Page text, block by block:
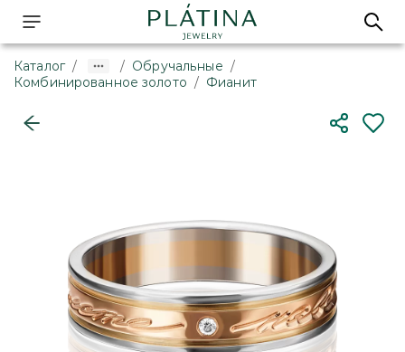
Каталог / / Обручальные /
Комбинированное золото / Фианит